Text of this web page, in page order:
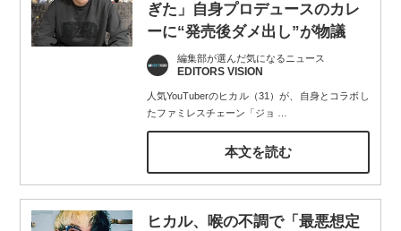
ぎた」自身プロデュースのカレ
ーに“発売後ダメ出し”が物議
編集部が選んだ気になるニュース
EDITORS VISION
人気YouTuberのヒカル（31）が、自身とコラボし
たファミレスチェーン「ジョ
本文を読む
ヒカル、喉の不調で「最悪想定